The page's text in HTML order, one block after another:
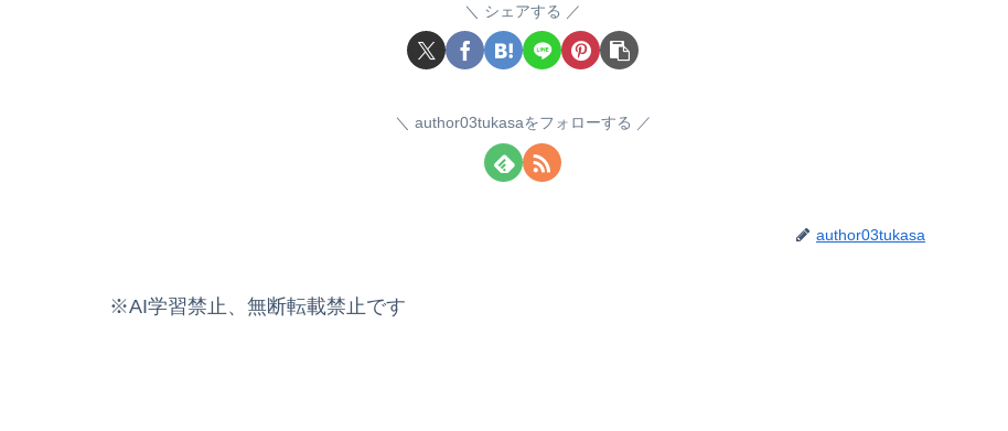
シェアする
author03tukasaをフォローする
author03tukasa
※AI学習禁止、無断転載禁止です